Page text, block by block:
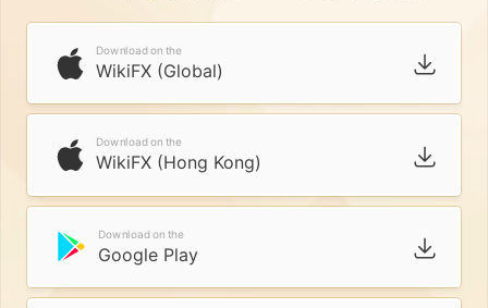
Download on the
WikiFX (Global)
Download on the
WikiFX (Hong Kong)
Download on the
Google Play